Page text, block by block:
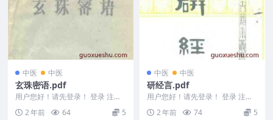
中医 中医
玄珠密语.pdf
用户您好！请先登录！ 登录 注册
2 年前 64 5
中医 中医
研经言.pdf
用户您好！请先登录！ 登录 注册
2 年前 74 5